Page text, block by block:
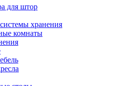
для штор
хранения
комнаты